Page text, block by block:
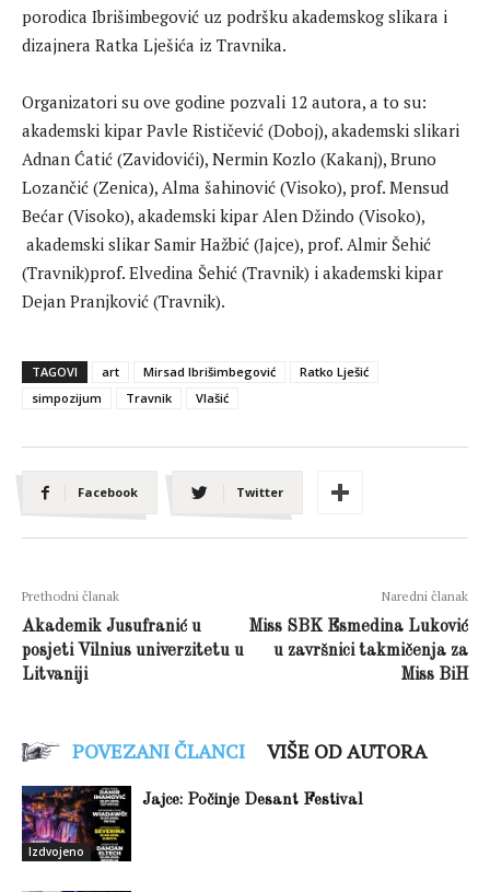
porodica Ibrišimbegović uz podršku akademskog slikara i
dizajnera Ratka Lješića iz Travnika.
Organizatori su ove godine pozvali 12 autora, a to su:
akademski kipar Pavle Rističević (Doboj), akademski slikari
Adnan Ćatić (Zavidovići), Nermin Kozlo (Kakanj), Bruno
Lozančić (Zenica), Alma šahinović (Visoko), prof. Mensud
Bećar (Visoko), akademski kipar Alen Džindo (Visoko),
akademski slikar Samir Hažbić (Jajce), prof. Almir Šehić
(Travnik)prof. Elvedina Šehić (Travnik) i akademski kipar
Dejan Pranjković (Travnik).
TAGOVI art Mirsad Ibrišimbegović
Ratko Lješić
simpozijum
Travnik Vlašić
Facebook Twitter
Prethodni članak
Akademik Jusufranić u
posjeti Vilnius univerzitetu u
Litvaniji
Naredni članak
Miss SBK Esmedina Luković
u završnici takmičenja za
Miss BiH
POVEZANI ČLANCI VIŠE OD AUTORA
Izdvojeno
Jajce: Počinje Desant Festival